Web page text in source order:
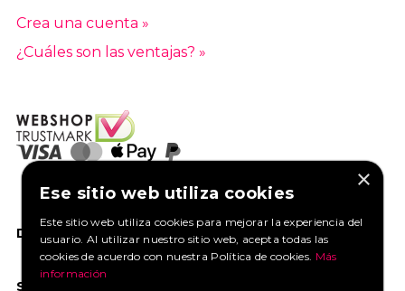
Crea una cuenta »
¿Cuáles son las ventajas? »
DANOS UN ME GUSTA EN FACEBOOK
SOCIAL MEDIA
×
Ese sitio web utiliza cookies
Este sitio web utiliza cookies para mejorar la experiencia del
usuario. Al utilizar nuestro sitio web, acepta todas las
cookies de acuerdo con nuestra Política de cookies. Más
información